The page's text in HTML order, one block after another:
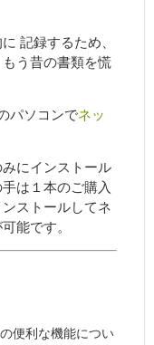
記録するため、
う昔の書類を慌
パソコンでネッ
にインストール
は１本のご購入
ストールしてネ
能です。
利な機能につい